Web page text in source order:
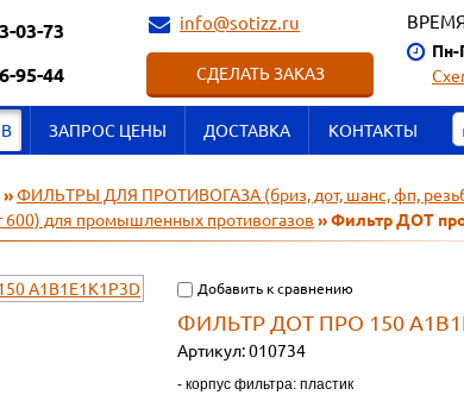
03-73
95-44
info@sotizz.ru
СДЕЛАТЬ ЗАКАЗ
Пн-
ЗАПРОС ЦЕНЫ ДОСТАВКА КОНТАКТЫ
»ФИЛЬТРЫ ДЛЯ ПРОТИВОГАЗА (бриз, дот, шанс, фп,
600) для промышленных противогазов » Фильтр ДОТ
Добавить к сравнению
ФИЛЬТР ДОТ ПРО 150
Артикул:010734
- корпус фильтра: пластик